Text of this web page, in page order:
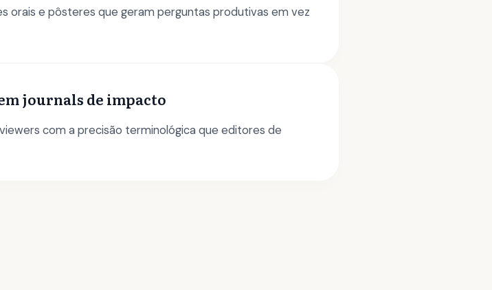
orais e pôsteres que geram perguntas produtivas em vez
journals de impacto
com a precisão terminológica que editores de